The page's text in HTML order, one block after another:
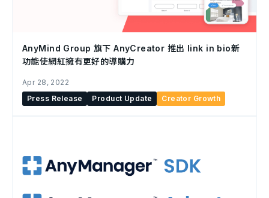
AnyMind Group 旗下 AnyCreator 推出 link in bio新
功能使網紅擁有更好的導購力
Apr 28, 2022
Press Release
Product Update Creator Growth